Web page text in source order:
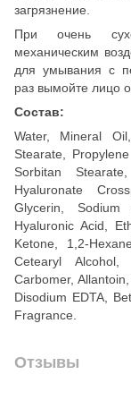
загрязнение.
При очень
механическим
для умывания с
раз вымойте лицо
Состав:
Water, Mineral
Stearate,
Sorbitan
Hyaluronate
Glycerin, Sodium
Hyaluronic Acid,
Ketone, 1,2-
Cetearyl Alcohol,
Carbomer,
Disodium EDTA,
Fragrance.
Отзывы